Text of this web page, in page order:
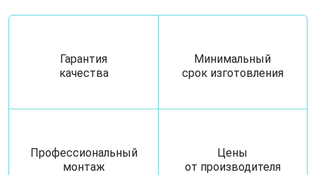
Гарантия
качества
Минимальный
срок изготовления
Профессиональный
монтаж
Цены
от производителя